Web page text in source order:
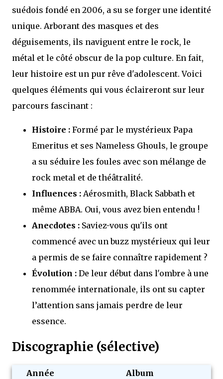
suédois fondé en 2006, a su se forger une identité
unique. Arborant des masques et des
déguisements, ils naviguent entre le rock, le
métal et le côté obscur de la pop culture. En fait,
leur histoire est un pur rêve d'adolescent. Voici
quelques éléments qui vous éclaireront sur leur
parcours fascinant :
Histoire : Formé par le mystérieux Papa
Emeritus et ses Nameless Ghouls, le groupe
a su séduire les foules avec son mélange de
rock metal et de théâtralité.
Influences : Aérosmith, Black Sabbath et
même ABBA. Oui, vous avez bien entendu !
Anecdotes : Saviez-vous qu'ils ont
commencé avec un buzz mystérieux qui leur
a permis de se faire connaître rapidement ?
Évolution : De leur début dans l'ombre à une
renommée internationale, ils ont su capter
l’attention sans jamais perdre de leur
essence.
Discographie (sélective)
Année
Album